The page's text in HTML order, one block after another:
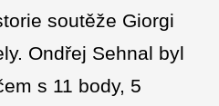
soutěže Giorgi
Ondřej Sehnal byl
s 11 body, 5